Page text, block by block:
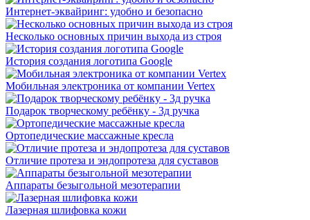
Интернет-эквайринг: удобно и безопасно
Несколько основных причин выхода из строя
История создания логотипа Google
Мобильная электроника от компании Vertex
Подарок творческому ребёнку - 3д ручка
Ортопедические массажные кресла
Отличие протеза и эндопротеза для суставов
Аппараты безыгольной мезотерапии
Лазерная шлифовка кожи